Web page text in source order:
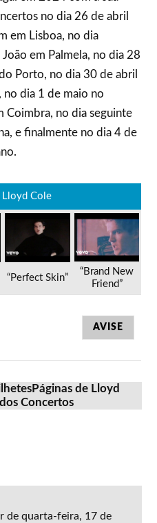
no dia 26 de abril
em Lisboa, no dia
em Palmela, no dia 28
Porto, no dia 30 de abril
no dia 1 de maio no
Coimbra, no dia seguinte
e finalmente no dia 4 de
Lloyd Cole
“Perfect Skin”
“Brand New
Friend”
AVISE
Páginas de Lloyd
Concertos
de quarta-feira, 17 de